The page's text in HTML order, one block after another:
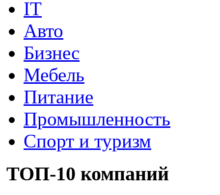
IT
Авто
Бизнес
Мебель
Питание
Промышленность
Спорт и туризм
ТОП-10 компаний